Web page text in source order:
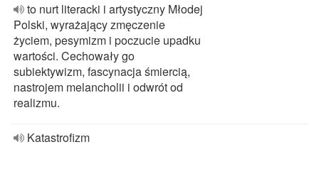
to nurt literacki i artystyczny Młodej
Polski, wyrażający zmęczenie
życiem, pesymizm i poczucie upadku
wartości. Cechowały go
subiektywizm, fascynacja śmiercią,
nastrojem melancholii i odwrót od
realizmu.
Katastrofizm